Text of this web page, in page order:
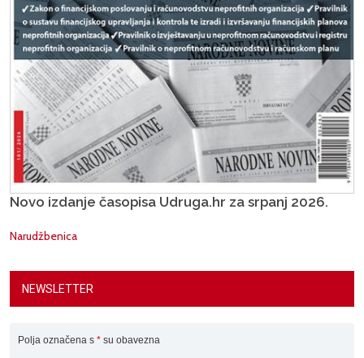
Novo izdanje časopisa Udruga.hr za srpanj 2026.
Narudžbenica
NEWSLETTER
Polja označena s * su obavezna